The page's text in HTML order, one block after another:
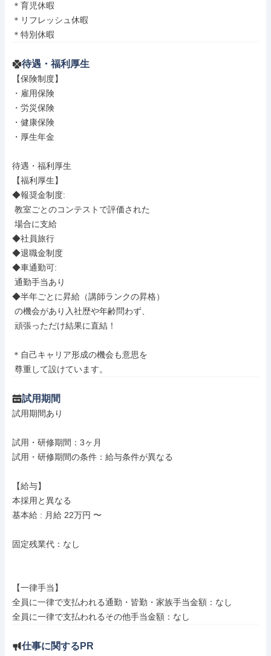
＊育児休暇
＊リフレッシュ休暇
＊特別休暇
待遇・福利厚生
【保険制度】
・雇用保険
・労災保険
・健康保険
・厚生年金
待遇・福利厚生
【福利厚生】
◆報奨金制度:
◆社員旅行
◆退職金制度
◆車通勤可:
◆半年ごとに昇給（講師ランクの昇格）
＊自己キャリア形成の機会も意思を
尊重して設けています。
試用期間
試用期間あり
試用・研修期間：3ヶ月
試用・研修期間の条件：給与条件が異なる
【給与】
本採用と異なる
基本給 : 月給 22万円 〜
固定残業代：なし
【一律手当】
全員に一律で支払われる通勤・皆勤・家族手当金額：なし
仕事に関するPR